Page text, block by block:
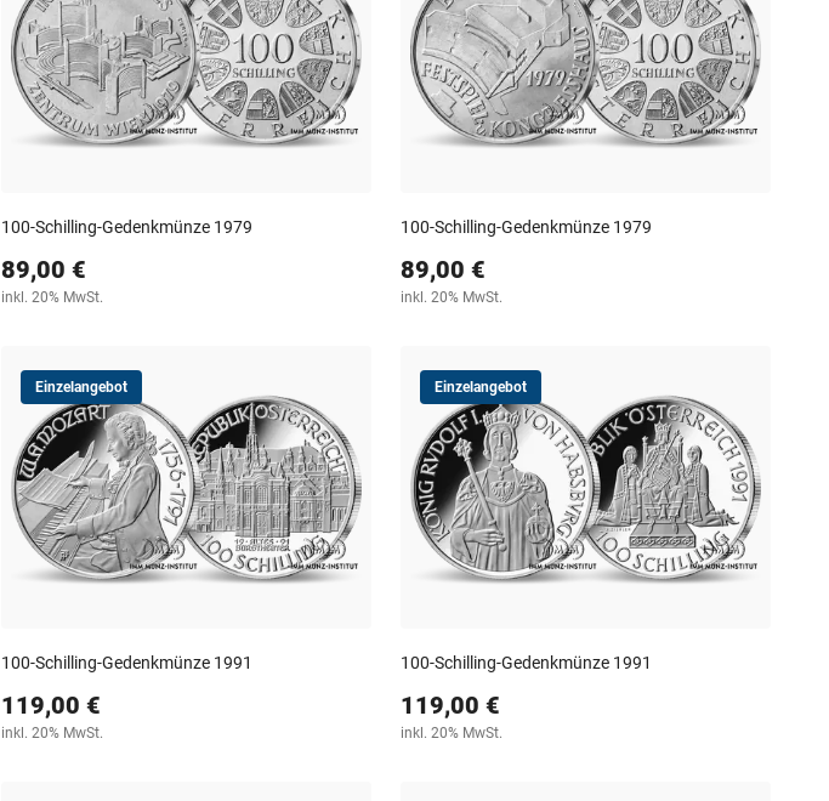
100-Schilling-Gedenkmünze 1979
89,00 €
inkl. 20% MwSt.
100-Schilling-Gedenkmünze 1979
89,00 €
inkl. 20% MwSt.
Einzelangebot
100-Schilling-Gedenkmünze 1991
119,00 €
inkl. 20% MwSt.
Einzelangebot
100-Schilling-Gedenkmünze 1991
119,00 €
inkl. 20% MwSt.